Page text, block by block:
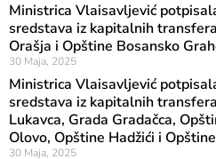
Ministrica Vlaisavljević
sredstava iz kapitalnih
Orašja i Opštine Bosansko
30 Maja, 2025
Ministrica Vlaisavljević
sredstava iz kapitalnih
Lukavca, Grada Gradačca,
Olovo, Opštine Hadžići i
30 Maja, 2025